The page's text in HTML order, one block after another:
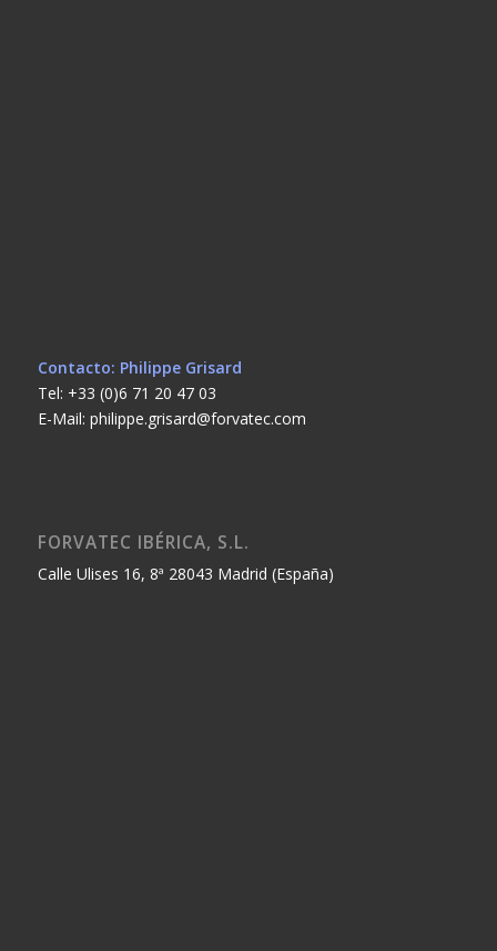
Contacto: Philippe Grisard
Tel: +33 (0)6 71 20 47 03
E-Mail: philippe.grisard@forvatec.com
FORVATEC IBÉRICA, S.L.
Calle Ulises 16, 8ª 28043 Madrid (España)